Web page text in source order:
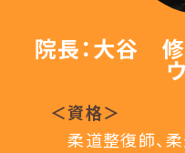
院長：大谷
＜資格＞
柔道整復師、